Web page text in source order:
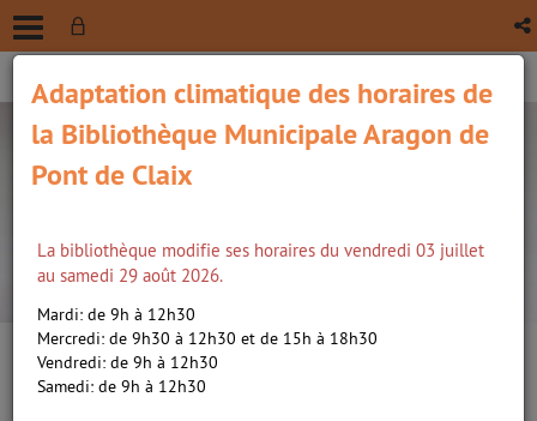
recherche avancée
Adaptation climatique des horaires de
la Bibliothèque Municipale Aragon de
Pont de Claix
La bibliothèque modifie ses horaires du vendredi 03 juillet
au samedi 29 août 2026.
Mardi: de 9h à 12h30
Mercredi: de 9h30 à 12h30 et de 15h à 18h30
Vendredi: de 9h à 12h30
Samedi: de 9h à 12h30